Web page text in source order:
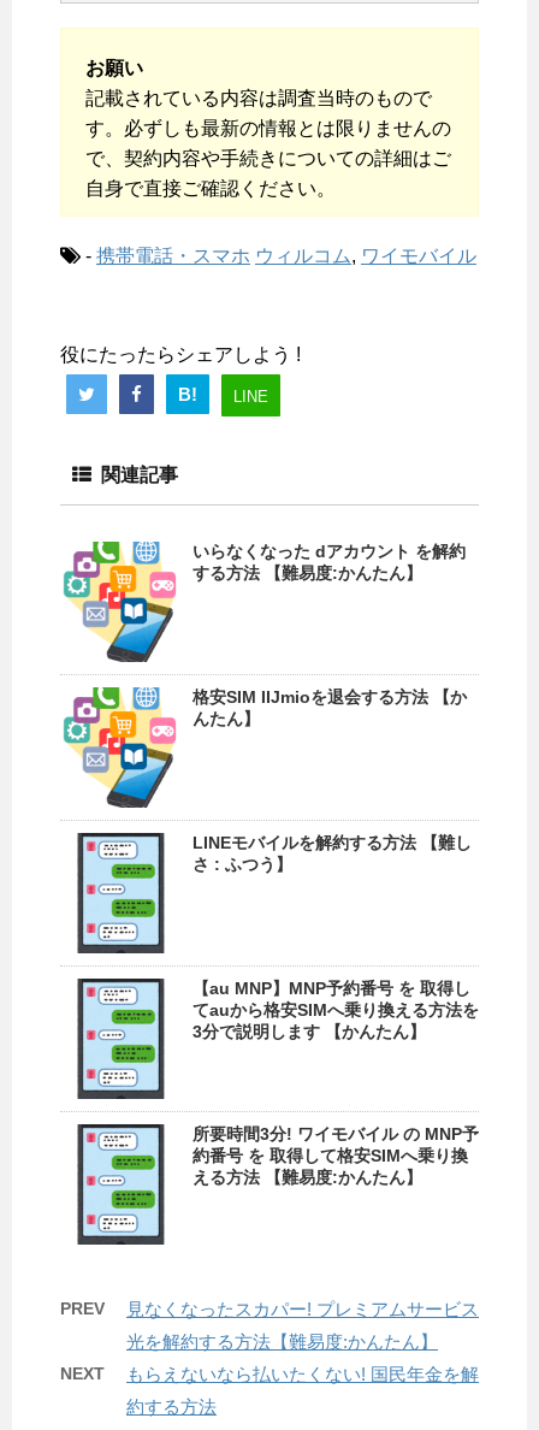
お願い
記載されている内容は調査当時のもので
す。必ずしも最新の情報とは限りませんの
で、契約内容や手続きについての詳細はご
自身で直接ご確認ください。
- 携帯電話・スマホ ウィルコム, ワイモバイル
役にたったらシェアしよう !
B!
LINE
関連記事
いらなくなった dアカウント を解約
する方法 【難易度:かんたん】
格安SIM IIJmioを退会する方法 【か
んたん】
LINEモバイルを解約する方法 【難し
さ : ふつう】
【au MNP】MNP予約番号 を 取得し
てauから格安SIMへ乗り換える方法を
3分で説明します 【かんたん】
所要時間3分! ワイモバイル の MNP予
約番号 を 取得して格安SIMへ乗り換
える方法 【難易度:かんたん】
PREV
見なくなったスカパー! プレミアムサービス
光を解約する方法【難易度:かんたん】
NEXT
もらえないなら払いたくない! 国民年金を解
約する方法